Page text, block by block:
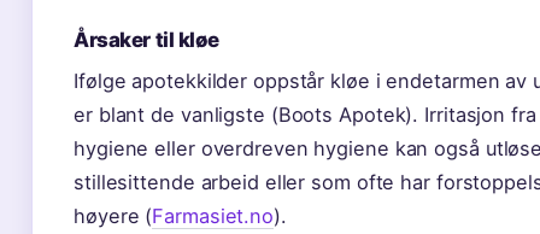
Årsaker til kløe
Ifølge apotekkilder oppstår kløe i endetarmen av
er blant de vanligste (Boots Apotek). Irritasjon
hygiene eller overdreven hygiene kan også
stillesittende arbeid eller som ofte har
høyere (Farmasiet.no).